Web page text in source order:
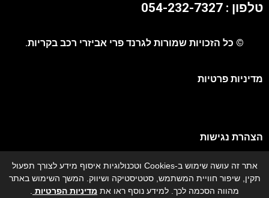
טלפון : 054-232-7327
© כל הזכויות שמורות לגרנד פרי אביזרי רכב בקריות.
אתר זה עושה שימוש ב-Cookies וטכנולוגיות איסוף מידע לצורך תפעול
תקין, שיפור חוויית המשתמש, סטטיסטיקה ושיווק. המשך השימוש באתר
מהווה הסכמה לכך. למידע נוסף ראו את מדיניות הפרטיות
מדיניות פרטיות
הצהרת נגישות
מפת אתר